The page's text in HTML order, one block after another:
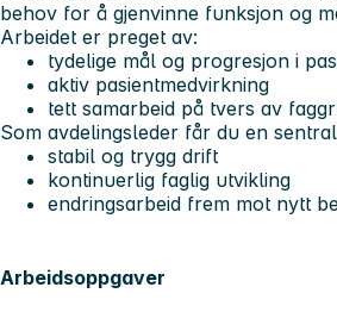
behov for å gjenvinne funksjon og
Arbeidet er preget av:
tydelige mål og progresjon i
aktiv pasientmedvirkning
tett samarbeid på tvers av
Som avdelingsleder får du en
stabil og trygg drift
kontinuerlig faglig utvikling
endringsarbeid frem mot nytt
Arbeidsoppgaver